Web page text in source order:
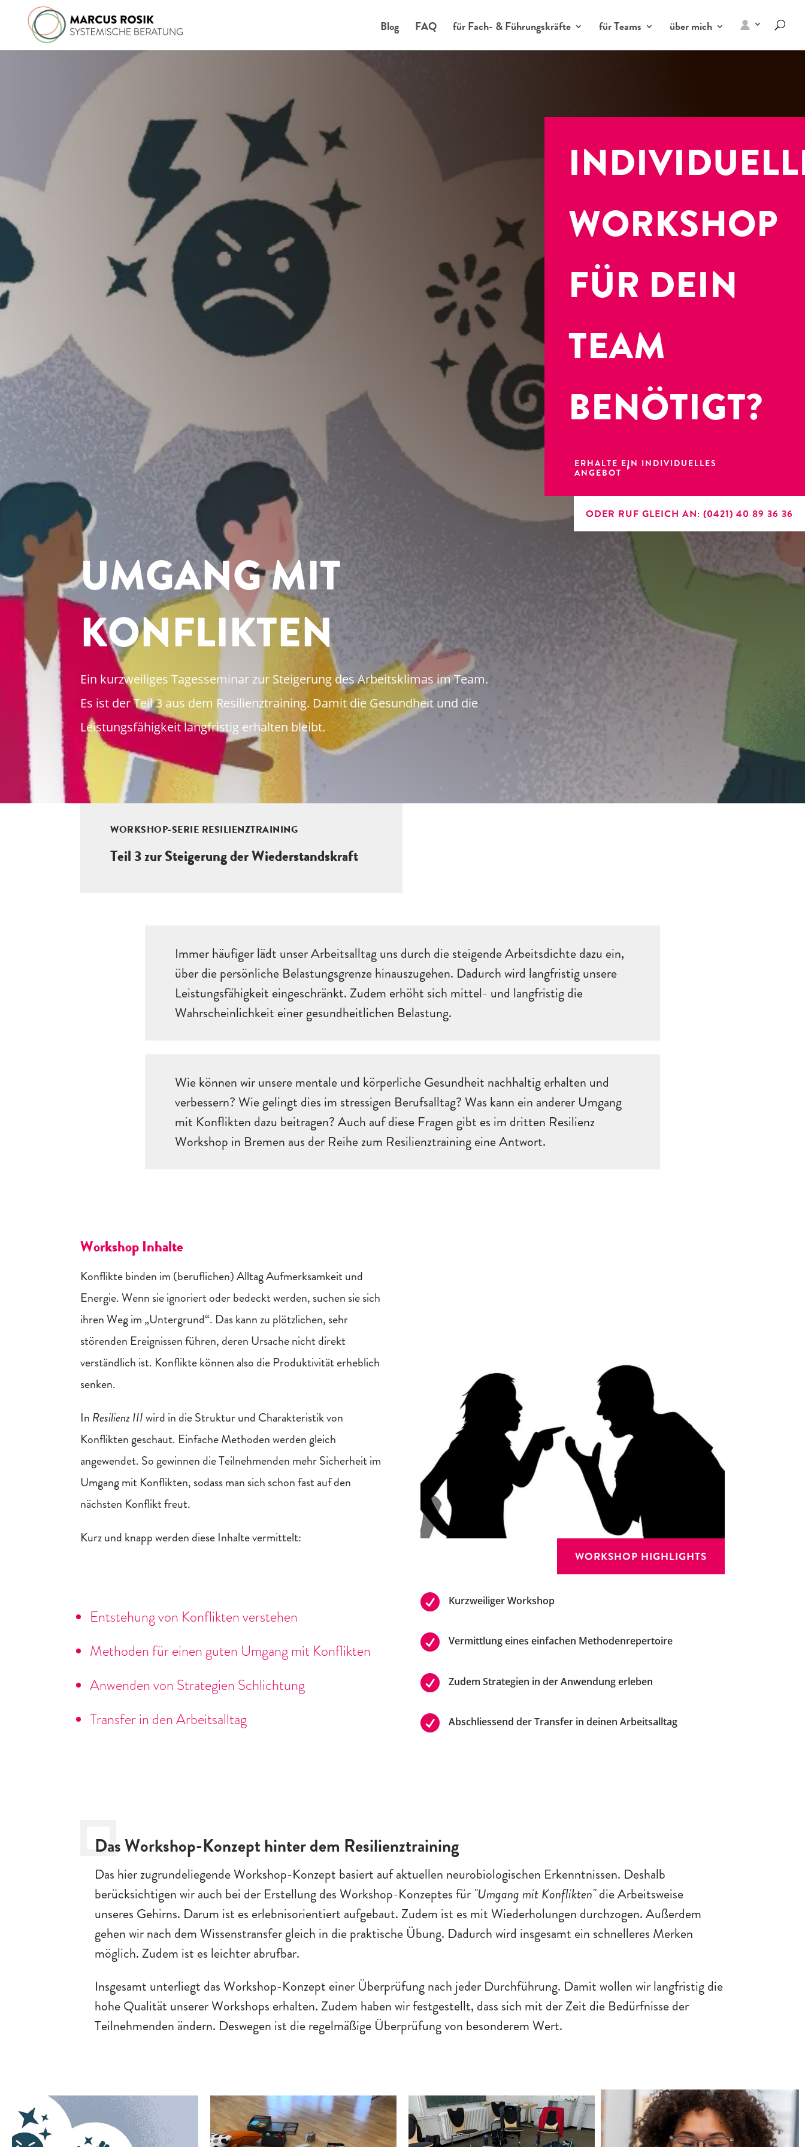
Blog FAQ für Fach- & Führungskräfte für Teams über mich
WORKSHOP
FÜR DEIN
TEAM
BENÖTIGT?
ERHALTE EIN INDIVIDUELLES
ANGEBOT
ODER RUF GLEICH AN: (0421) 40 89 36 36
UMGANG MIT
KONFLIKTEN
Ein kurzweiliges Tagesseminar zur Steigerung des Arbeitsklimas im Team.
Es ist der Teil 3 aus dem Resilienztraining. Damit die Gesundheit und die
Leistungsfähigkeit langfristig erhalten bleibt.
WORKSHOP-SERIE RESILIENZTRAINING
Teil 3 zur Steigerung der Wiederstandskraft
Immer häufiger lädt unser Arbeitsalltag uns durch die steigende Arbeitsdichte dazu ein,
über die persönliche Belastungsgrenze hinauszugehen. Dadurch wird langfristig unsere
Leistungsfähigkeit eingeschränkt. Zudem erhöht sich mittel- und langfristig die
Wahrscheinlichkeit einer gesundheitlichen Belastung.
Wie können wir unsere mentale und körperliche Gesundheit nachhaltig erhalten und
verbessern? Wie gelingt dies im stressigen Berufsalltag? Was kann ein anderer Umgang
mit Konflikten dazu beitragen? Auch auf diese Fragen gibt es im dritten Resilienz
Workshop in Bremen aus der Reihe zum Resilienztraining eine Antwort.
Workshop Inhalte
Konflikte binden im (beruflichen) Alltag Aufmerksamkeit und
Energie. Wenn sie ignoriert oder bedeckt werden, suchen sie sich
ihren Weg im „Untergrund“. Das kann zu plötzlichen, sehr
störenden Ereignissen führen, deren Ursache nicht direkt
verständlich ist. Konflikte können also die Produktivität erheblich
senken.
In Resilienz IIIwird in die Struktur und Charakteristik von
Konflikten geschaut. Einfache Methoden werden gleich
angewendet. So gewinnen die Teilnehmenden mehr Sicherheit im
Umgang mit Konflikten, sodass man sich schon fast auf den
nächsten Konflikt freut.
Kurz und knapp werden diese Inhalte vermittelt:
Entstehung von Konflikten verstehen
Methoden für einen guten Umgang mit Konflikten
Anwenden von Strategien Schlichtung
Transfer in den Arbeitsalltag
WORKSHOP HIGHLIGHTS
 Kurzweiliger Workshop
 Vermittlung eines einfachen Methodenrepertoire
 Zudem Strategien in der Anwendung erleben
 Abschliessend der Transfer in deinen Arbeitsalltag
Das Workshop-Konzept hinter dem Resilienztraining
Das hier zugrundeliegende Workshop-Konzept basiert auf aktuellen neurobiologischen Erkenntnissen. Deshalb
berücksichtigen wir auch bei der Erstellung des Workshop-Konzeptes für"Umgang mit Konflikten"die Arbeitsweise
unseres Gehirns. Darum ist es erlebnisorientiert aufgebaut. Zudem ist es mit Wiederholungen durchzogen. Außerdem
gehen wir nach dem Wissenstransfer gleich in die praktische Übung. Dadurch wird insgesamt ein schnelleres Merken
möglich. Zudem ist es leichter abrufbar.
Insgesamt unterliegt das Workshop-Konzept einer Überprüfung nach jeder Durchführung. Damit wollen wir langfristig die
hohe Qualität unserer Workshops erhalten. Zudem haben wir festgestellt, dass sich mit der Zeit die Bedürfnisse der
Teilnehmenden ändern. Deswegen ist die regelmäßige Überprüfung von besonderem Wert.